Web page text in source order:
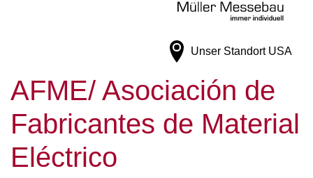
Unser Standort USA
AFME/ Asociación de
Fabricantes de Material
Eléctrico